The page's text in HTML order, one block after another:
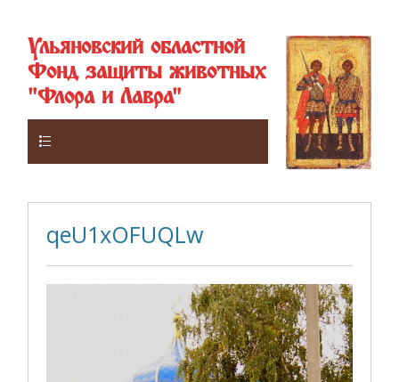
Ульяновский областной
Фонд защиты животных
"Флора и Лавра"
qeU1xOFUQLw